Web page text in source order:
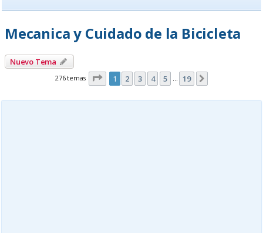
Mecanica y Cuidado de la Bicicleta
Nuevo Tema
276 temas Página de 19
1 2 3 4 5 … 19